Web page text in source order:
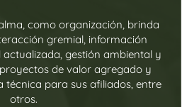
como organización, brinda
gremial, información
gestión ambiental y
de valor agregado y
técnica para sus afiliados, entre
otros.